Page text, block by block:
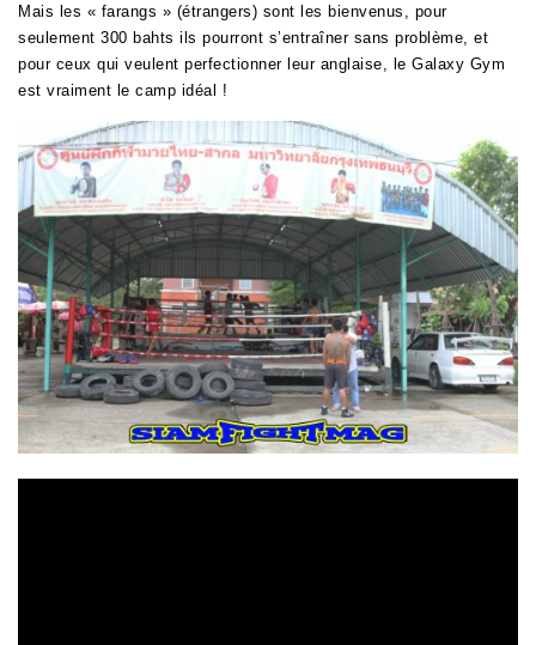
Mais les « farangs » (étrangers) sont les bienvenus, pour
seulement 300 bahts ils pourront s’entraîner sans problème, et
pour ceux qui veulent perfectionner leur anglaise, le Galaxy Gym
est vraiment le camp idéal !